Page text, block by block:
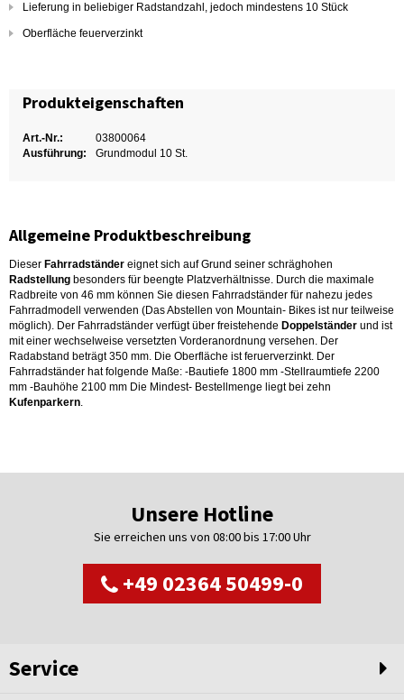
Lieferung in beliebiger Radstandzahl, jedoch mindestens 10 Stück
Oberfläche feuerverzinkt
Produkteigenschaften
Art.-Nr.:
03800064
Ausführung:
Grundmodul 10 St.
Allgemeine Produktbeschreibung
Dieser Fahrradständer eignet sich auf Grund seiner schräghohen
Radstellung besonders für beengte Platzverhältnisse. Durch die maximale
Radbreite von 46 mm können Sie diesen Fahrradständer für nahezu jedes
Fahrradmodell verwenden (Das Abstellen von Mountain- Bikes ist nur teilweise
möglich). Der Fahrradständer verfügt über freistehende Doppelständer und ist
mit einer wechselweise versetzten Vorderanordnung versehen. Der
Radabstand beträgt 350 mm. Die Oberfläche ist feruerverzinkt. Der
Fahrradständer hat folgende Maße: -Bautiefe 1800 mm -Stellraumtiefe 2200
mm -Bauhöhe 2100 mm Die Mindest- Bestellmenge liegt bei zehn
Kufenparkern.
Unsere Hotline
Sie erreichen uns von 08:00 bis 17:00 Uhr
+49 02364 50499-0
Service